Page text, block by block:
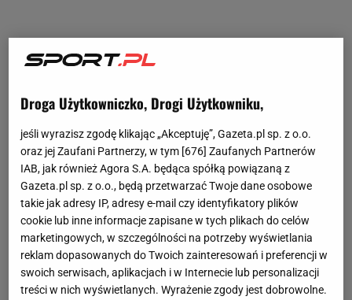
Droga Użytkowniczko, Drogi Użytkowniku,
jeśli wyrazisz zgodę klikając „Akceptuję”, Gazeta.pl sp. z o.o.
oraz jej Zaufani Partnerzy, w tym [676] Zaufanych Partnerów
IAB, jak również Agora S.A. będąca spółką powiązaną z
Gazeta.pl sp. z o.o., będą przetwarzać Twoje dane osobowe
takie jak adresy IP, adresy e-mail czy identyfikatory plików
cookie lub inne informacje zapisane w tych plikach do celów
marketingowych, w szczególności na potrzeby wyświetlania
reklam dopasowanych do Twoich zainteresowań i preferencji w
swoich serwisach, aplikacjach i w Internecie lub personalizacji
treści w nich wyświetlanych. Wyrażenie zgody jest dobrowolne.